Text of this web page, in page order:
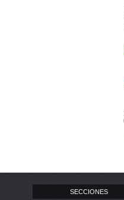
SECCIONES